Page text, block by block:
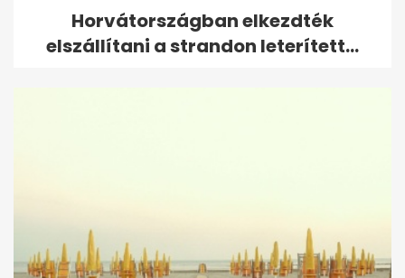
Horvátországban elkezdték
elszállítani a strandon leterített...